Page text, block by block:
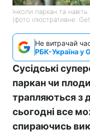
Інколи паркан та
(фото ілюстративне:
Не витрачай
РБК-Україна у
Сусідські
паркан чи
трапляються з
сьогодні все
спираючись